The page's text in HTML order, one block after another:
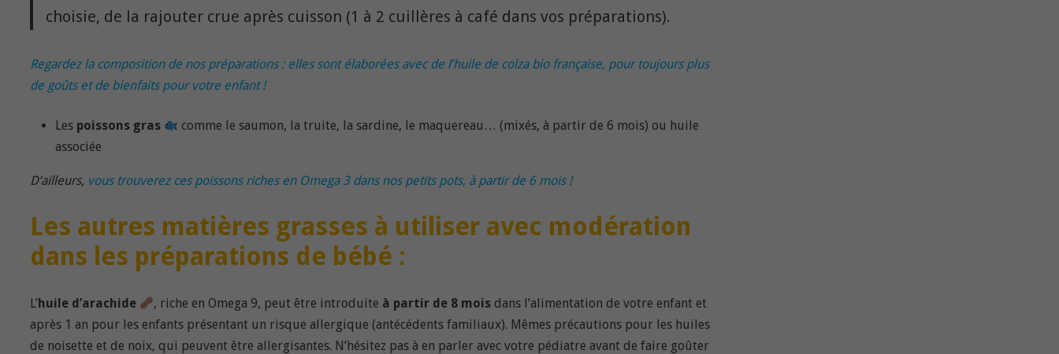
choisie, de la rajouter crue après cuisson (1 à 2 cuillères à café dans vos préparations).
Regardez la composition de nos préparations : elles sont élaborées avec de l’huile de colza bio française, pour toujours plus
de goûts et de bienfaits pour votre enfant !
Les poissons gras
comme le saumon, la truite, la sardine, le maquereau… (mixés, à partir de 6 mois) ou huile
associée
D’ailleurs, vous trouverez ces poissons riches en Omega 3 dans nos petits pots, à partir de 6 mois !
Les autres matières grasses à utiliser avec modération
dans les préparations de bébé :
L’huile d’arachide , riche en Omega 9, peut être introduite à partir de 8 mois dans l’alimentation de votre enfant et
après 1 an pour les enfants présentant un risque allergique (antécédents familiaux). Mêmes précautions pour les huiles
de noisette et de noix, qui peuvent être allergisantes. N’hésitez pas à en parler avec votre pédiatre avant de faire goûter